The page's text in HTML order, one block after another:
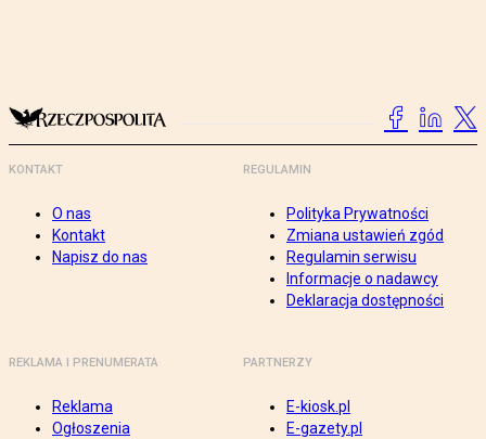
KONTAKT
O nas
Kontakt
Napisz do nas
REGULAMIN
Polityka Prywatności
Zmiana ustawień zgód
Regulamin serwisu
Informacje o nadawcy
Deklaracja dostępności
REKLAMA I PRENUMERATA
Reklama
Ogłoszenia
PARTNERZY
E-kiosk.pl
E-gazety.pl